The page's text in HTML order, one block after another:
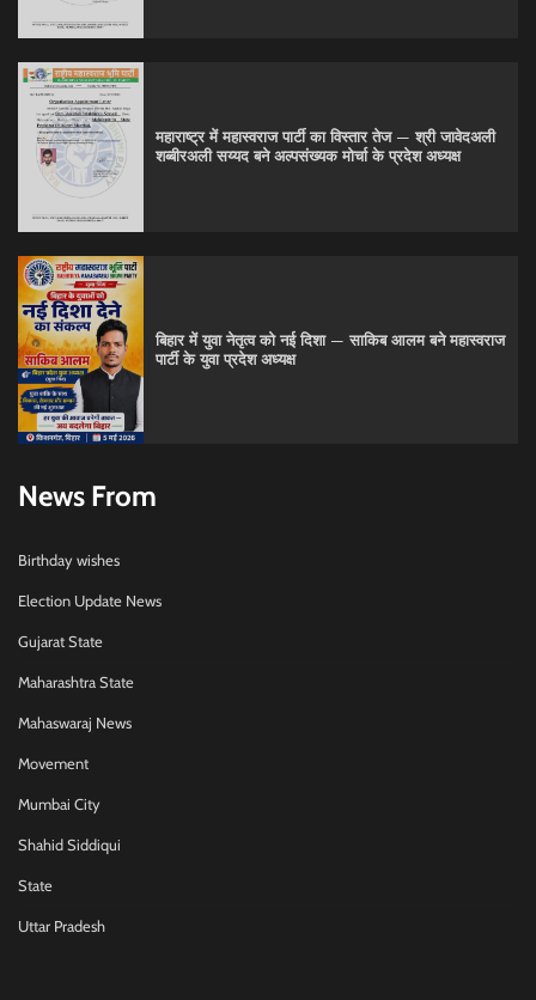
महाराष्ट्र में महास्वराज पार्टी का विस्तार तेज — श्री जावेदअली
शब्बीरअली सय्यद बने अल्पसंख्यक मोर्चा के प्रदेश अध्यक्ष
बिहार में युवा नेतृत्व को नई दिशा — साकिब आलम बने महास्वराज
पार्टी के युवा प्रदेश अध्यक्ष
News From
Birthday wishes
Election Update News
Gujarat State
Maharashtra State
Mahaswaraj News
Movement
Mumbai City
Shahid Siddiqui
State
Uttar Pradesh